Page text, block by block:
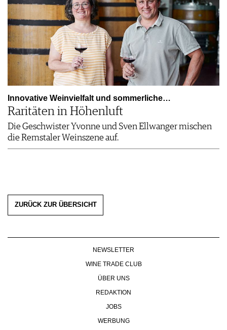
Innovative Weinvielfalt und sommerliche…
Raritäten in Höhenluft
Die Geschwister Yvonne und Sven Ellwanger mischen
die Remstaler Weinszene auf.
ZURÜCK ZUR ÜBERSICHT
NEWSLETTER
WINE TRADE CLUB
ÜBER UNS
REDAKTION
JOBS
WERBUNG